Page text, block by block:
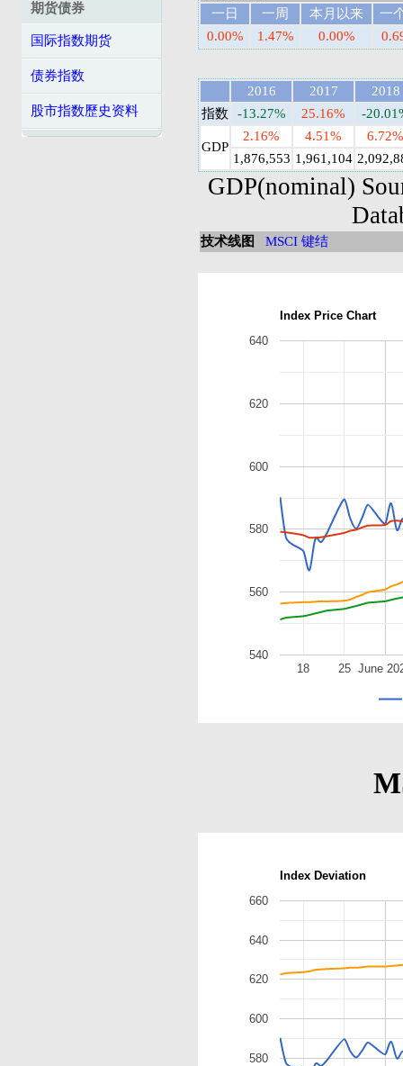
期货债券
国际指数期货
债券指数
股市指数歷史资料
一日
一周 本月以来
一
0.00%
1.47% 0.00%
2016 2017
2018
指数
-13.27% 25.16% -
GDP
2.16% 4.51%
6.72%
1,876,553 1,961,104
GDP(nominal)
技术线图 MSCI 键结
Index Price Chart
June
18 25
540
560
580
600
620
640
Index Deviation
580
600
620
640
660